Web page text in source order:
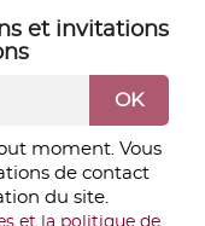
et invitations
moment. Vous
de contact
du site.
et la politique de